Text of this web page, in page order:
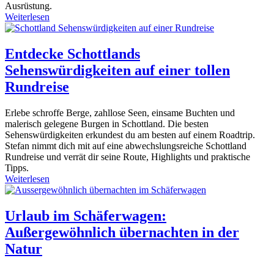
Ausrüstung.
Weiterlesen
Entdecke Schottlands
Sehenswürdigkeiten auf einer tollen
Rundreise
Erlebe schroffe Berge, zahllose Seen, einsame Buchten und
malerisch gelegene Burgen in Schottland. Die besten
Sehenswürdigkeiten erkundest du am besten auf einem Roadtrip.
Stefan nimmt dich mit auf eine abwechslungsreiche Schottland
Rundreise und verrät dir seine Route, Highlights und praktische
Tipps.
Weiterlesen
Urlaub im Schäferwagen:
Außergewöhnlich übernachten in der
Natur